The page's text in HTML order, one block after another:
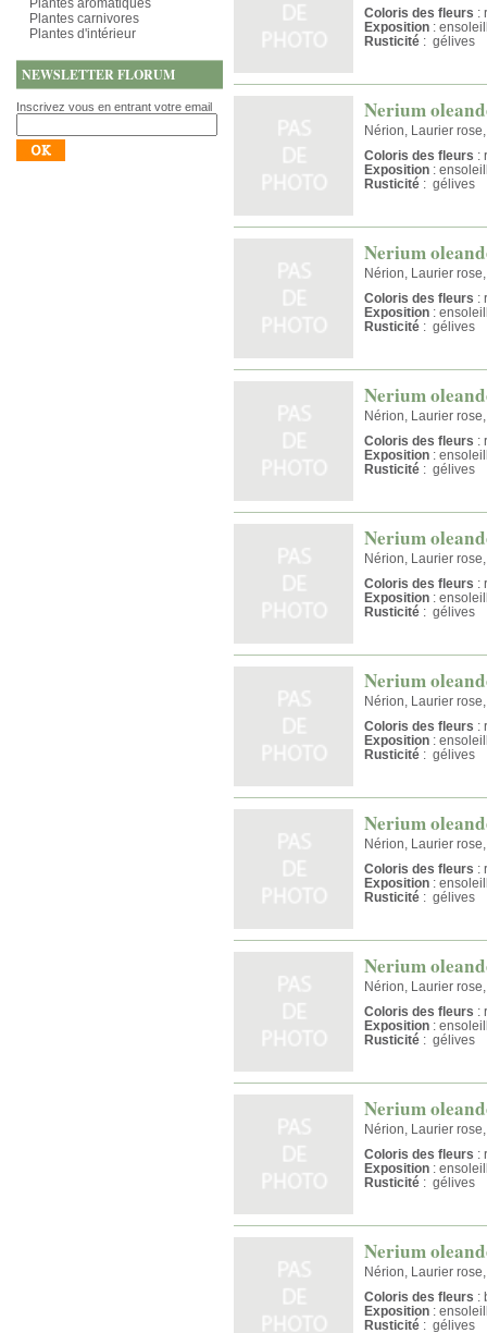
Plantes aromatiques
Plantes carnivores
Plantes d'intérieur
NEWSLETTER FLORUM
Inscrivez vous en entrant votre email
Coloris des fleurs :
Exposition :
Rusticité : gélives
Nerium
Nérion, Laurier
Coloris des fleurs :
Exposition :
Rusticité : gélives
Nerium
Nérion, Laurier
Coloris des fleurs :
Exposition :
Rusticité : gélives
Nerium
Nérion, Laurier
Coloris des fleurs :
Exposition :
Rusticité : gélives
Nerium
Nérion, Laurier
Coloris des fleurs :
Exposition :
Rusticité : gélives
Nerium
Nérion, Laurier
Coloris des fleurs :
Exposition :
Rusticité : gélives
Nerium
Nérion, Laurier
Coloris des fleurs :
Exposition :
Rusticité : gélives
Nerium
Nérion, Laurier
Coloris des fleurs :
Exposition :
Rusticité : gélives
Nerium
Nérion, Laurier
Coloris des fleurs :
Exposition :
Rusticité : gélives
Nerium
Nérion, Laurier
Coloris des fleurs :
Exposition :
Rusticité : gélives